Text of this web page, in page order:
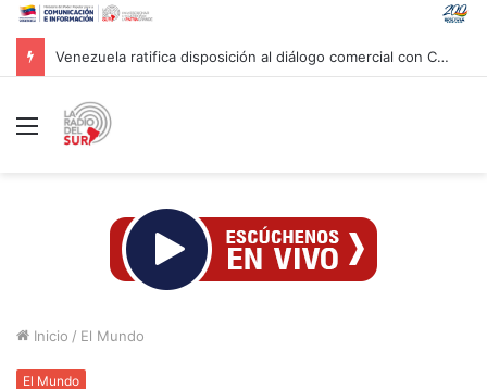
Venezuela ratifica disposición al diálogo comercial con Colombia bajo el principio de soberanía
Menú
Inicio / El Mundo
El Mundo